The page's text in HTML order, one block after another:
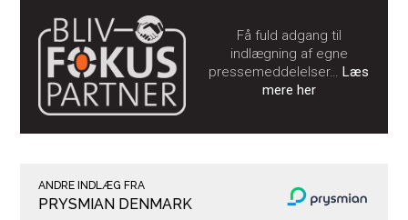
Få fuld adgang til
indlægning af egne
pressemeddelelser…Læs
mere her
ANDRE INDLÆG FRA
PRYSMIAN DENMARK